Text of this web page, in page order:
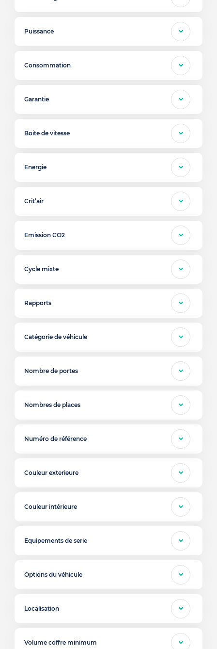
Puissance
Consommation
Garantie
Boite de vitesse
Energie
Crit’air
Emission CO2
Cycle mixte
Rapports
Catégorie de véhicule
Nombre de portes
Nombres de places
Numéro de référence
Couleur exterieure
Couleur intérieure
Equipements de serie
Options du véhicule
Localisation
Volume coffre minimum